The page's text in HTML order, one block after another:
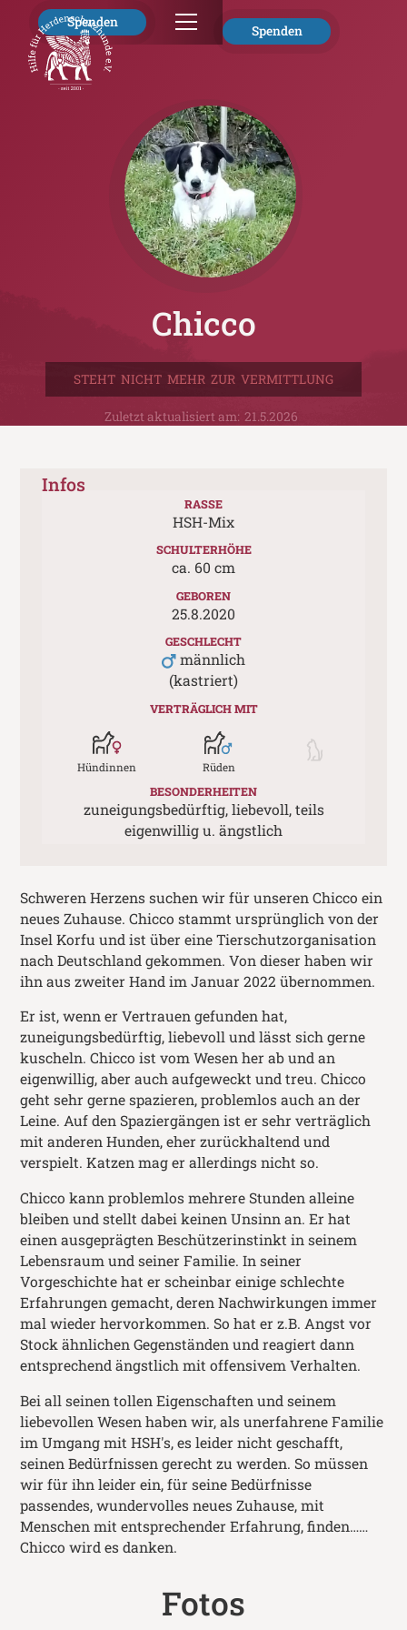
Spenden
Spenden
Chicco
STEHT NICHT MEHR ZUR VERMITTLUNG
Zuletzt aktualisiert am: 21.5.2026
Schweren Herzens suchen wir für unseren Chicco ein
neues Zuhause. Chicco stammt ursprünglich von der
Insel Korfu und ist über eine Tierschutzorganisation
nach Deutschland gekommen. Von dieser haben wir
ihn aus zweiter Hand im Januar 2022 übernommen.
Er ist, wenn er Vertrauen gefunden hat,
zuneigungsbedürftig, liebevoll und lässt sich gerne
kuscheln. Chicco ist vom Wesen her ab und an
eigenwillig, aber auch aufgeweckt und treu. Chicco
geht sehr gerne spazieren, problemlos auch an der
Leine. Auf den Spaziergängen ist er sehr verträglich
mit anderen Hunden, eher zurückhaltend und
verspielt. Katzen mag er allerdings nicht so.
Chicco kann problemlos mehrere Stunden alleine
bleiben und stellt dabei keinen Unsinn an. Er hat
einen ausgeprägten Beschützerinstinkt in seinem
Lebensraum und seiner Familie. In seiner
Vorgeschichte hat er scheinbar einige schlechte
Erfahrungen gemacht, deren Nachwirkungen immer
mal wieder hervorkommen. So hat er z.B. Angst vor
Stock ähnlichen Gegenständen und reagiert dann
entsprechend ängstlich mit offensivem Verhalten.
Bei all seinen tollen Eigenschaften und seinem
liebevollen Wesen haben wir, als unerfahrene Familie
im Umgang mit HSH's, es leider nicht geschafft,
seinen Bedürfnissen gerecht zu werden. So müssen
wir für ihn leider ein, für seine Bedürfnisse
passendes, wundervolles neues Zuhause, mit
Menschen mit entsprechender Erfahrung, finden……
Chicco wird es danken.
Infos
RASSE
HSH-Mix
SCHULTERHÖHE
ca. 60 cm
GEBOREN
25.8.2020
GESCHLECHT
männlich
(kastriert)
VERTRÄGLICH MIT
Hündinnen Rüden
BESONDERHEITEN
zuneigungsbedürftig, liebevoll, teils
eigenwillig u. ängstlich
Fotos